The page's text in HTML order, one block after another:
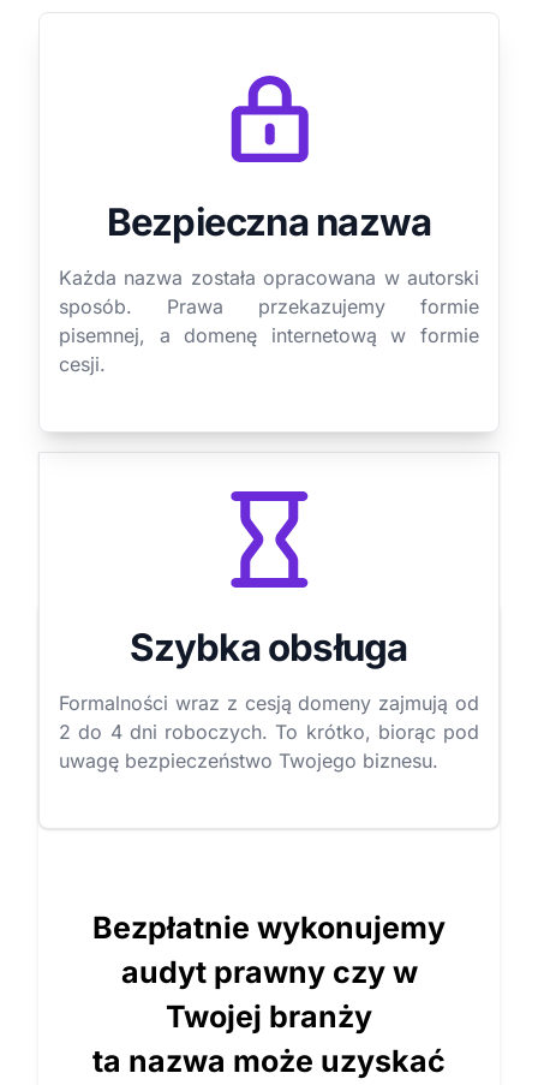
Bezpieczna nazwa
Każda nazwa została opracowana w autorski
sposób. Prawa przekazujemy formie
pisemnej, a domenę internetową w formie
cesji.
Szybka obsługa
Formalności wraz z cesją domeny zajmują od
2 do 4 dni roboczych. To krótko, biorąc pod
uwagę bezpieczeństwo Twojego biznesu.
Bezpłatnie wykonujemy
audyt prawny czy w
Twojej branży
ta nazwa może uzyskać